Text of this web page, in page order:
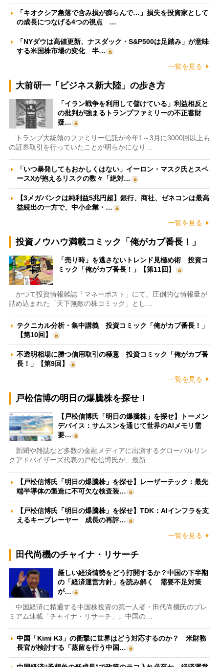
「キオクシア急落で含み損が膨らんで…」損失を投資家として
の成長につなげる4つの視点 …
「NYダウは高値更新、ナスダック・S&P500は足踏み」が意味
する米国株市場の変化 半…
一覧を見る
大前研一「ビジネス新大陸」の歩き方
「イラン戦争を利用して儲けている」利益相反と
の批判が強まるトランプファミリーの不正蓄財
疑…
トランプ大統領のファミリー信託が今年1～3月に3000回以上も
の証券取引を行っていたことが明らかになり…
「いつ暴発してもおかしくはない」イーロン・マスク氏とスペ
ースXが抱えるリスクの数々「絶対…
【3メガバンクは純利益5兆円超】銀行、商社、ゼネコンは最高
益続出の一方で、中小企業・…
一覧を見る
投資ノウハウ満載コミック「俺がカブ番長！」
「売り時」を逃さないトレンド見極め術 投資コ
ミック「俺がカブ番長！」【第11回】
かつて投資情報雑誌「マネーポスト」にて、圧倒的な情報量が
詰め込まれた「天下無敵の株コミック」とし…
テクニカル分析・集中講義 投資コミック「俺がカブ番長！」
【第10回】
不透明相場に勝つ信用取引の極意 投資コミック「俺がカブ番
長！」【第9回】
一覧を見る
戸松信博の明日の爆騰株を探せ！
【戸松信博氏「明日の爆騰株」を探せ】トーメン
デバイス：サムスンを通じて世界のAIメモリ需
要…
新聞や雑誌など多数の金融メディアに出演するグローバルリン
クアドバイザーズ代表の戸松信博氏が、最新…
【戸松信博氏「明日の爆騰株」を探せ】レーザーテック：最先
端半導体の製造に不可欠な検査装…
【戸松信博氏「明日の爆騰株」を探せ】TDK：AIインフラを支
えるキープレーヤー 成長の再評…
一覧を見る
田代尚機のチャイナ・リサーチ
厳しい経済情勢をどう打開するか？中国の下半期
の「経済運営方針」を読み解く 需要不足対策
が…
中国経済に精通する中国株投資の第一人者・田代尚機氏のプレ
ミアム連載「チャイナ・リサーチ」。中国の…
中国「Kimi K3」の衝撃に世界はどう対応するのか？ 米財務
長官が検討する「蒸留を行う中国…